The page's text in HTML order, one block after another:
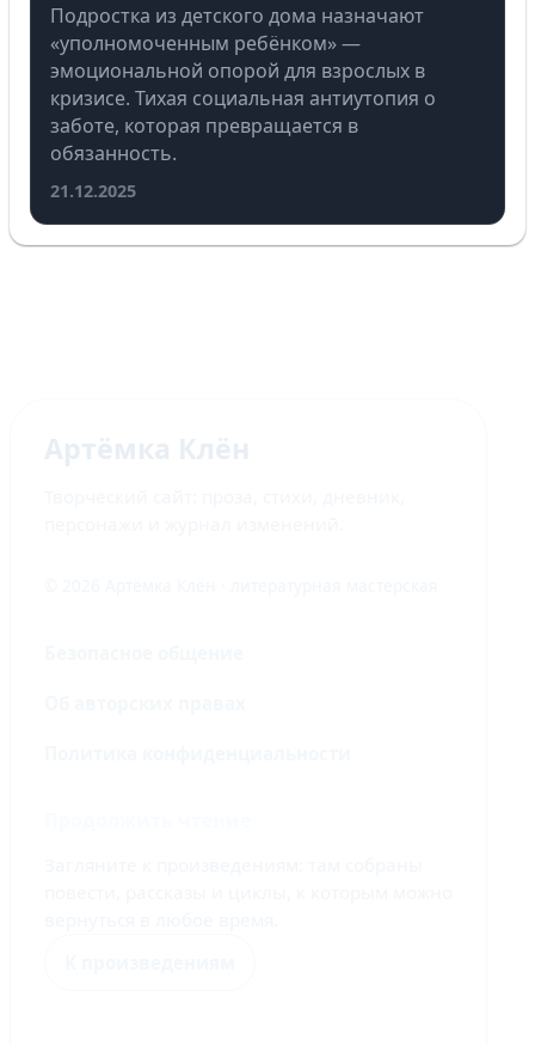
Подростка из детского дома назначают
«уполномоченным ребёнком» —
эмоциональной опорой для взрослых в
кризисе. Тихая социальная антиутопия о
заботе, которая превращается в
обязанность.
21.12.2025